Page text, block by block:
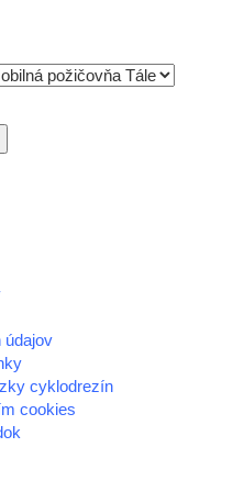
údajov
cyklodrezín
cookies